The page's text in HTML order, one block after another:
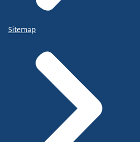
Sitemap